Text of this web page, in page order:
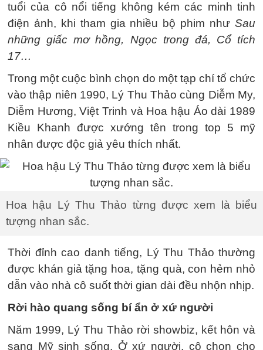
tuổi của cô nổi tiếng không kém các minh tinh
điện ảnh, khi tham gia nhiều bộ phim như Sau
những giấc mơ hồng, Ngọc trong đá, Cổ tích
17…
Trong một cuộc bình chọn do một tạp chí tổ chức
vào thập niên 1990, Lý Thu Thảo cùng Diễm My,
Diễm Hương, Việt Trinh và Hoa hậu Áo dài 1989
Kiều Khanh được xướng tên trong top 5 mỹ
nhân được độc giả yêu thích nhất.
Hoa hậu Lý Thu Thảo từng được xem là biểu
tượng nhan sắc.
Thời đỉnh cao danh tiếng, Lý Thu Thảo thường
được khán giả tặng hoa, tặng quà, con hẻm nhỏ
dẫn vào nhà cô suốt thời gian dài đều nhộn nhịp.
Rời hào quang sống bí ẩn ở xứ người
Năm 1999, Lý Thu Thảo rời showbiz, kết hôn và
sang Mỹ sinh sống. Ở xứ người, cô chọn cho